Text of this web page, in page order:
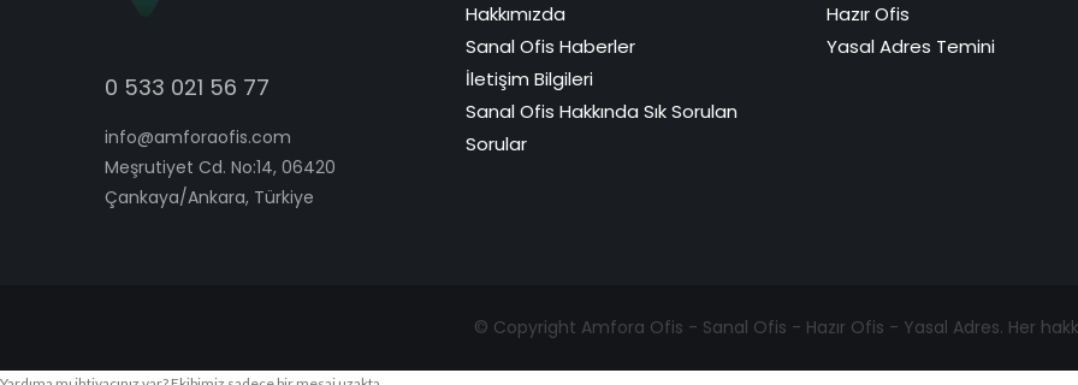
0 533 021 56 77
info@amforaofis.com
Meşrutiyet Cd. No:14, 06420
Çankaya/Ankara, Türkiye
Hakkımızda
Sanal Ofis Haberler
İletişim Bilgileri
Sanal Ofis Hakkında Sık Sorulan
Sorular
Hazır Ofis
Yasal Adres Temini
© Copyright Amfora Ofis - Sanal Ofis - Hazır Ofis - Yasal Adres. Her hakkı